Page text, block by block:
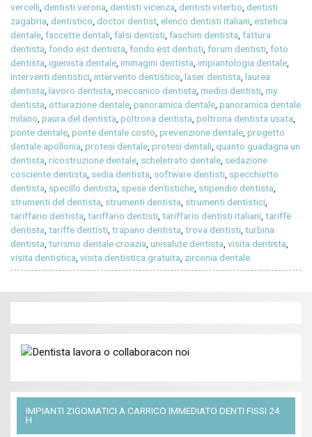
vercelli,dentisti verona,dentisti vicenza,dentisti viterbo,dentisti
zagabria,dentistico,doctor dentist,elenco dentisti italiani,estetica
dentale,faccette dentali,falsi dentisti,faschim dentista,fattura
dentista,fondo est dentista,fondo est dentisti,forum dentisti,foto
dentista,igienista dentale,immagini dentista,impiantologia dentale,
interventi dentistici,intervento dentistico,laser dentista,laurea
dentista,lavoro dentista,meccanico dentista,medici dentisti,my
dentista,otturazione dentale,panoramica dentale,panoramica dentale
milano,paura del dentista,poltrona dentista,poltrona dentista usata,
ponte dentale,ponte dentale costo,prevenzione dentale,progetto
dentale apollonia,protesi dentale,protesi dentali,quanto guadagna un
dentista,ricostruzione dentale, scheletrato dentale, sedazione
cosciente dentista, sedia dentista, software dentisti, specchietto
dentista, specillo dentista, spese dentistiche, stipendio dentista,
strumenti del dentista, strumenti dentista, strumenti dentistici,
tariffario dentista,tariffario dentisti,tariffario dentisti italiani,tariffe
dentista,tariffe dentisti,trapano dentista,trova dentisti,turbina
dentista,turismo dentale croazia,unisalute dentista,visita dentista,
visita dentistica,visita dentistica gratuita, zirconia dentale
IMPIANTI ZIGOMATICI A CARRICO IMMEDIATO DENTI FISSI 24
H